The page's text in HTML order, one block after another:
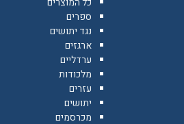
ספרים
נגד יתושים
ארגזים
ערדליים
מלכודות
עזרים
יתושים
מכרסמים